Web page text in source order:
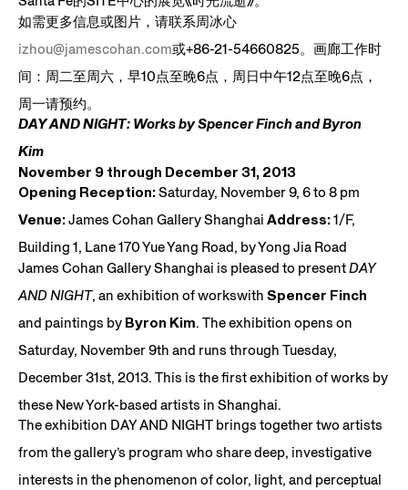
如需更多信息或图片，请联系周冰心
izhou@jamescohan.com或+86-21-54660825。画廊工作时
间：周二至周六，早10点至晚6点，周日中午12点至晚6点，
周一请预约。
DAY AND NIGHT: Works by Spencer Finch and Byron
Kim
November 9 through December 31, 2013
Opening Reception:Saturday, November 9, 6 to 8 pm
Venue:James Cohan Gallery Shanghai Address:1/F,
Building 1, Lane 170 Yue Yang Road, by Yong Jia Road
James Cohan Gallery Shanghai is pleased to presentDAY
AND NIGHT, an exhibition of workswith Spencer Finch
and paintings by Byron Kim. The exhibition opens on
Saturday, November 9th and runs through Tuesday,
December 31st, 2013. This is the first exhibition of works by
these New York-based artists in Shanghai.
The exhibition DAY AND NIGHT brings together two artists
from the gallery’s program who share deep, investigative
interests in the phenomenon of color, light, and perceptual